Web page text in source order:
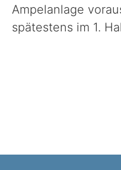
Ampelanlage
spätestens im 1.